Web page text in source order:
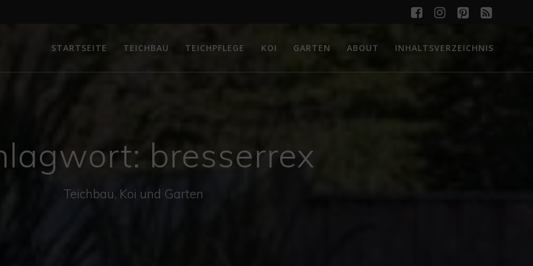
STARTSEITE TEICHBAU TEICHPFLEGE KOI GARTEN ABOUT INHALTSVERZEICHNIS
bresserrex
Teichbau, Koi und Garten